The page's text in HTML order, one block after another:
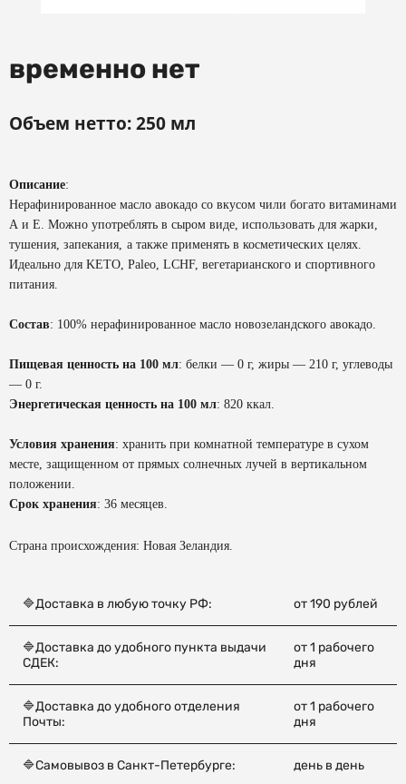
Объем нетто: 250 мл
Описание:
Нерафинированное масло авокадо со вкусом чили богато витаминами
А и Е. Можно употреблять в сыром виде, использовать для жарки,
тушения, запекания, а также применять в косметических целях.
Идеально для KETO, Paleo, LCHF, вегетарианского и спортивного
питания.
Состав: 100% нерафинированное масло новозеландского авокадо.
Пищевая ценность на 100 мл: белки — 0 г, жиры — 210 г, углеводы
— 0 г.
Энергетическая ценность на 100 мл: 820 ккал.
Условия хранения: хранить при комнатной температуре в сухом
месте, защищенном от прямых солнечных лучей в вертикальном
положении.
Срок хранения: 36 месяцев.
Страна происхождения: Новая Зеландия.
🔷Доставка в любую точку РФ: от 190 рублей
🔷Доставка до удобного пункта выдачи
СДЕК:
от 1 рабочего
дня
🔷Доставка до удобного отделения
Почты:
от 1 рабочего
дня
🔷Самовывоз в Санкт-Петербурге: день в день
временно нет